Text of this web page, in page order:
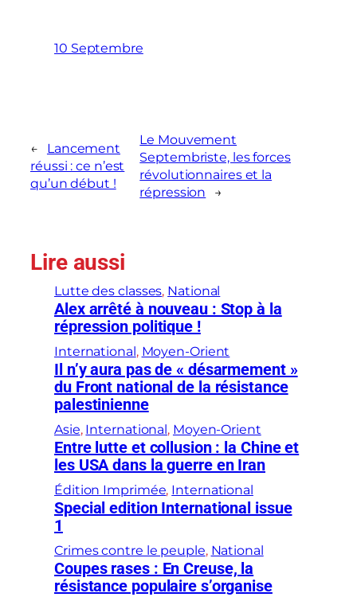
10 Septembre
←
Lancement
réussi : ce n’est
qu’un début !
Le Mouvement
Septembriste, les forces
révolutionnaires et la
répression
→
Lire aussi
Lutte des classes, National
Alex arrêté à nouveau : Stop à la
répression politique !
International, Moyen-Orient
Il n’y aura pas de « désarmement »
du Front national de la résistance
palestinienne
Asie, International, Moyen-Orient
Entre lutte et collusion : la Chine et
les USA dans la guerre en Iran
Édition Imprimée, International
Special edition International issue
1
Crimes contre le peuple, National
Coupes rases : En Creuse, la
résistance populaire s’organise